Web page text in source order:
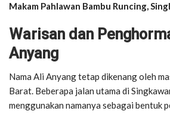
Makam Pahlawan Bambu Runcing,
Warisan dan
Anyang
Nama Ali Anyang tetap dikenang oleh
Barat. Beberapa jalan utama di
menggunakan namanya sebagai bentuk